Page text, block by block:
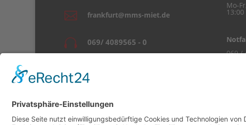
 frankfurt@mms-miet.de
 069/ 4089565 - 0
t
Mo-
069 /